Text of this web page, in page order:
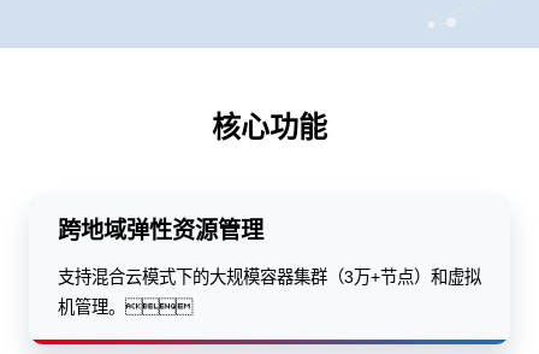
核心功能
跨地域弹性资源管理
支持混合云模式下的大规模容器集群（3万+节点）和虚拟
机管理。